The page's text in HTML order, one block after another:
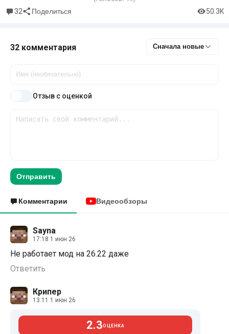
32 Поделиться 50.3K
32 комментария Сначала новые
Отзыв с оценкой
Отправить
Комментарии Видеообзоры
Sayna
17:18 1 июн 26
Не работает мод на 26.22 даже
Ответить
Крипер
13:11 1 июн 26
2.3ОЦЕНКА